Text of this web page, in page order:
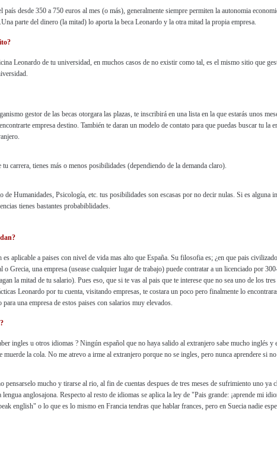
país desde 350 a 750 euros al mes (o más), generalmente siempre permiten la autonomia
parte del dinero (la mitad) lo aporta la beca Leonardo y la otra mitad la propia empresa.
Leonardo de tu universidad, en muchos casos de no existir como tal, es el mismo sitio que
gestor de las becas otorgara las plazas, te inscribirá en una lista en la que estarás unos
empresa destino. También te daran un modelo de contato para que puedas buscar tu la
tu carrera, tienes más o menos posibilidades (dependiendo de la demanda claro).
de Humanidades, Psicología, etc. tus posibilidades son escasas por no decir nulas. Si es alguna
tienes bastantes probabiblidades.
es aplicable a paises con nivel de vida mas alto que España. Su filosofia es; ¿en que pais
o Grecia, una empresa (usease cualquier lugar de trabajo) puede contratar a un licenciado por
la mitad de tu salario). Pues eso, que si te vas al pais que te interese que no sea uno de los
Leonardo por tu cuenta, visitando empresas, te costara un poco pero finalmente lo
una empresa de estos paises con salarios muy elevados.
ingles u otros idiomas ? Ningún español que no haya salido al extranjero sabe mucho inglés y
muerde la cola. No me atrevo a irme al extranjero porque no se ingles, pero nunca aprendere si
pensarselo mucho y tirarse al rio, al fin de cuentas despues de tres meses de sufrimiento uno ya
lengua anglosajona. Respecto al resto de idiomas se aplica la ley de "Pais grande: ¡aprende mi
english" o lo que es lo mismo en Francia tendras que hablar frances, pero en Suecia nadie